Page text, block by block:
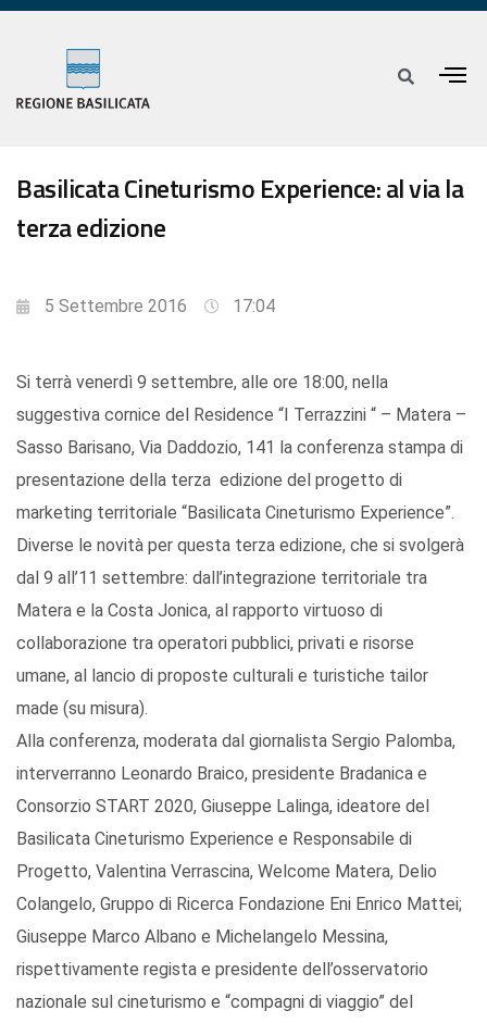
Basilicata Cineturismo Experience: al via la
terza edizione
5 Settembre 2016 17:04
Si terrà venerdì 9 settembre, alle ore 18:00, nella
suggestiva cornice del Residence “I Terrazzini “ – Matera –
Sasso Barisano, Via Daddozio, 141 la conferenza stampa di
presentazione della terza edizione del progetto di
marketing territoriale “Basilicata Cineturismo Experience”.
Diverse le novità per questa terza edizione, che si svolgerà
dal 9 all’11 settembre: dall’integrazione territoriale tra
Matera e la Costa Jonica, al rapporto virtuoso di
collaborazione tra operatori pubblici, privati e risorse
umane, al lancio di proposte culturali e turistiche tailor
made (su misura).
Alla conferenza, moderata dal giornalista Sergio Palomba,
interverranno Leonardo Braico, presidente Bradanica e
Consorzio START 2020, Giuseppe Lalinga, ideatore del
Basilicata Cineturismo Experience e Responsabile di
Progetto, Valentina Verrascina, Welcome Matera, Delio
Colangelo, Gruppo di Ricerca Fondazione Eni Enrico Mattei;
Giuseppe Marco Albano e Michelangelo Messina,
rispettivamente regista e presidente dell’osservatorio
nazionale sul cineturismo e “compagni di viaggio” del